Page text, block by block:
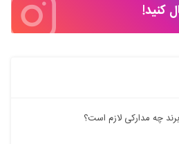
کنید!
چه مدارکی لازم است؟